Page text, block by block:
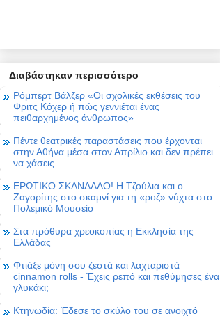
Διαβάστηκαν περισσότερο
Ρόμπερτ Βάλζερ «Οι σχολικές εκθέσεις του
Φριτς Κόχερ ή πώς γεννιέται ένας
πειθαρχημένος άνθρωπος»
Πέντε θεατρικές παραστάσεις που έρχονται
στην Αθήνα μέσα στον Απρίλιο και δεν πρέπει
να χάσεις
ΕΡΩΤΙΚΟ ΣΚΑΝΔΑΛΟ! Η Τζούλια και ο
Ζαγορίτης στο σκαμνί για τη «ροζ» νύχτα στο
Πολεμικό Μουσείο
Στα πρόθυρα χρεοκοπίας η Εκκλησία της
Ελλάδας
Φτιάξε μόνη σου ζεστά και λαχταριστά
cinnamon rolls - Έχεις ρεπό και πεθύμησες ένα
γλυκάκι;
Κτηνωδία: Έδεσε το σκύλο του σε ανοιχτό